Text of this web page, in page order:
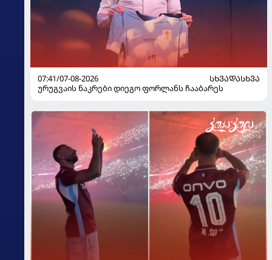
07:41/07-08-2026
ᲡᲮᲕᲐᲓᲐᲡᲮᲕᲐ
ურუგვაის ნაკრები დიეგო ფორლანს ჩააბარეს